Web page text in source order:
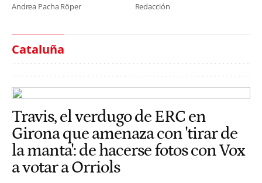
Andrea Pacha Röper Redacción
Cataluña
Travis, el verdugo de ERC en
Girona que amenaza con 'tirar de
la manta': de hacerse fotos con Vox
a votar a Orriols